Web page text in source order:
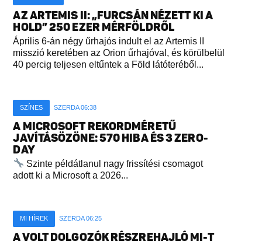
AZ ARTEMIS II: „FURCSÁN NÉZETT KI A
HOLD” 250 EZER MÉRFÖLDRŐL
Április 6-án négy űrhajós indult el az Artemis II
misszió keretében az Orion űrhajóval, és körülbelül
40 percig teljesen eltűntek a Föld látóteréből...
SZÍNES SZERDA 06:38
A MICROSOFT REKORDMÉRETŰ
JAVÍTÁSÖZÖNE: 570 HIBA ÉS 3 ZERO-
DAY
Szinte példátlanul nagy frissítési csomagot
adott ki a Microsoft a 2026...
MI HÍREK SZERDA 06:25
A VOLT DOLGOZÓK RÉSZREHAJLÓ MI-T